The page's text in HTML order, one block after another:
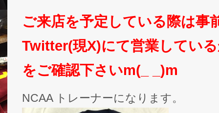
ご来店を予定している際は事
Twitter(現X)にて営業してい
をご確認下さいm(_ _)m
NCAA トレーナーになります。